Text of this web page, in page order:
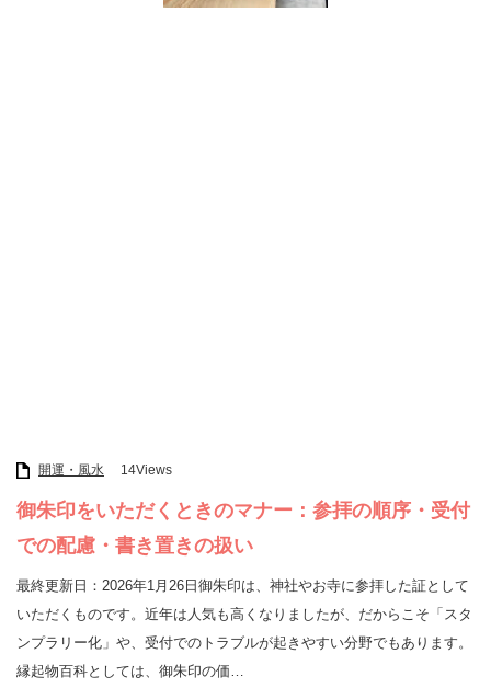
開運・風水 14Views
御朱印をいただくときのマナー：参拝の順序・受付
での配慮・書き置きの扱い
最終更新日：2026年1月26日御朱印は、神社やお寺に参拝した証として
いただくものです。近年は人気も高くなりましたが、だからこそ「スタ
ンプラリー化」や、受付でのトラブルが起きやすい分野でもあります。
縁起物百科としては、御朱印の価…